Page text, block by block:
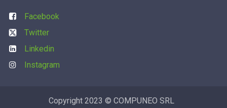
Facebook
Twitter
Linkedin
Instagram
Copyright 2023 © COMPUNEO SRL